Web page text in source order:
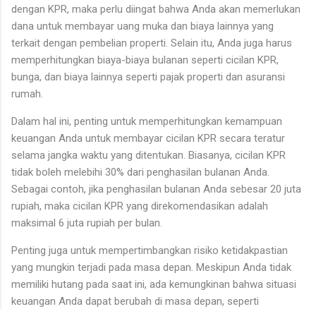
dengan KPR, maka perlu diingat bahwa Anda akan memerlukan
dana untuk membayar uang muka dan biaya lainnya yang
terkait dengan pembelian properti. Selain itu, Anda juga harus
memperhitungkan biaya-biaya bulanan seperti cicilan KPR,
bunga, dan biaya lainnya seperti pajak properti dan asuransi
rumah.
Dalam hal ini, penting untuk memperhitungkan kemampuan
keuangan Anda untuk membayar cicilan KPR secara teratur
selama jangka waktu yang ditentukan. Biasanya, cicilan KPR
tidak boleh melebihi 30% dari penghasilan bulanan Anda.
Sebagai contoh, jika penghasilan bulanan Anda sebesar 20 juta
rupiah, maka cicilan KPR yang direkomendasikan adalah
maksimal 6 juta rupiah per bulan.
Penting juga untuk mempertimbangkan risiko ketidakpastian
yang mungkin terjadi pada masa depan. Meskipun Anda tidak
memiliki hutang pada saat ini, ada kemungkinan bahwa situasi
keuangan Anda dapat berubah di masa depan, seperti